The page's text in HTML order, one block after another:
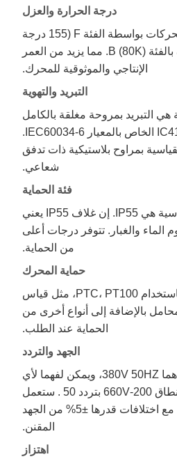
درجة الحرارة والعزل
تم تصميم نظام عزل المحركات بواسطة الفئة F (155 درجة
مئوية)، ويتم تشغيله بالفئة B (80K). مما يزيد من العمر
الإنتاجي والموثوقية للمحرك.
التبريد والتهوية
هي التبريد بمروحة مغلقة بالكامل
(TEFC) وفقًا للمعيار IC411 الخاص بالمعيار IEC60034-6.
بمراوح بلاستيكية ذات تدفق
شعاعي.
فئة الحماية
درجات الحماية القياسية هي IP55. إن غلاف IP55 يعني
والغبار. تتوفر درجات أعلى
من الحماية.
حماية المحرك
يمكن تركيب المحركات باستخدام PTC، PT100، مثل قياس
بالإضافة إلى أنواع أخرى من
الحماية عند الطلب.
الجهد والتردد
الجهد والتردد القياسيان هما 380V 50HZ، ويمكن لفهما لأي
جهد فردي في النطاق 200-660V بتردد 50 . ستعمل
المحركات بشكل مرضي مع اختلافات قدرها ±5% من الجهد
المقنن.
اهتزاز